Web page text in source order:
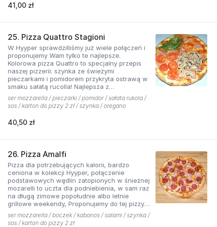
41,00 zł
25. Pizza Quattro Stagioni
W Hyyper sprawdzilliśmy już wiele połączeń i
proponujemy Wam tylko te najlepsze.
Kolorowa pizza Quattro to specjalny przepis
naszej pizzerii: szynka ze świeżymi
pieczarkami i pomidorem przykryta ostrawą w
smaku sałatą rucolla! Najlepsza z
czosnkowym sosem według naszej receptury
ser mozzarella / pieczarki / pomidor / sałata rukola /
sos / karton do pizzy 2 zł / szynka / oregano
40,50 zł
26. Pizza Amalfi
Pizza dla potrzebujących kalorii, bardzo
ceniona w kolekcji Hyyper, połączenie
podstawowych wędlin zatopionych w śnieżnej
mozarelli to uczta dla podniebienia, w sam raz
na długą zimowe popołudnie albo letnie
grillowe weekendy, Proponujemy do tej pizzy
sos pomidorowy pikantny z dodatkiem cebuli.
ser mozzarella / boczek / kabanos / salami / szynka /
sos / karton do pizzy 2 zł